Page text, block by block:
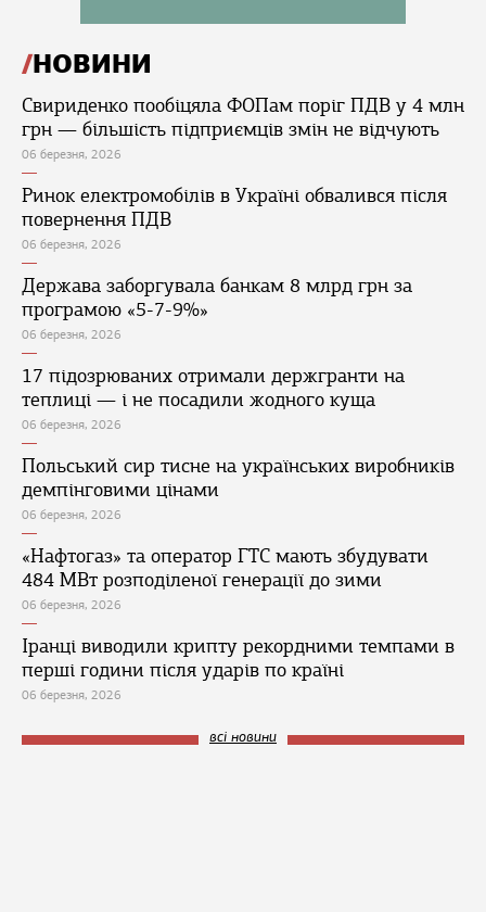
НОВИНИ
Свириденко пообіцяла ФОПам поріг ПДВ у 4 млн
грн — більшість підприємців змін не відчують
06 березня, 2026
Ринок електромобілів в Україні обвалився після
повернення ПДВ
06 березня, 2026
Держава заборгувала банкам 8 млрд грн за
програмою «5-7-9%»
06 березня, 2026
17 підозрюваних отримали держгранти на
теплиці — і не посадили жодного куща
06 березня, 2026
Польський сир тисне на українських виробників
демпінговими цінами
06 березня, 2026
«Нафтогаз» та оператор ГТС мають збудувати
484 МВт розподіленої генерації до зими
06 березня, 2026
Іранці виводили крипту рекордними темпами в
перші години після ударів по країні
06 березня, 2026
всі новини